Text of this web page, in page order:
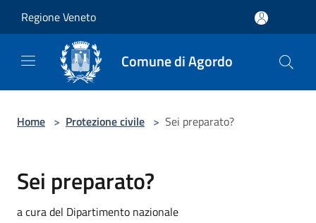
Regione Veneto
Comune di Agordo
Home > Protezione civile > Sei preparato?
Sei preparato?
a cura del Dipartimento nazionale